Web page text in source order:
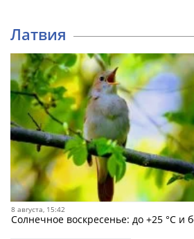
Латвия
8 августа, 15:42
Солнечное воскресенье: до +25 °C и